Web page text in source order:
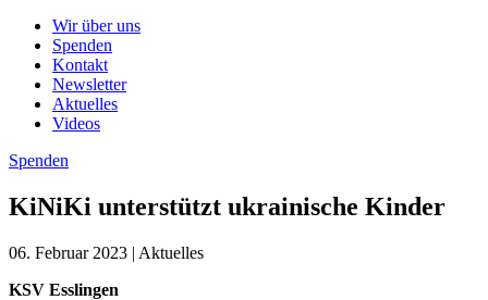
Wir über uns
Spenden
Kontakt
Newsletter
Aktuelles
Videos
Spenden
KiNiKi unterstützt ukrainische Kinder
06. Februar 2023 | Aktuelles
KSV Esslingen